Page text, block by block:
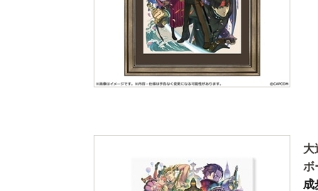
大
ボ
成